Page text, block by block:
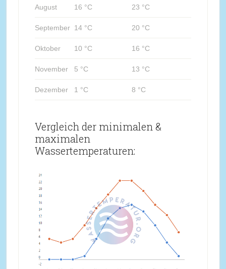
August 16 °C 23 °C
September 14 °C 20 °C
Oktober 10 °C 16 °C
November 5 °C 13 °C
Dezember 1 °C 8 °C
Vergleich der minimalen &
maximalen
Wassertemperaturen: